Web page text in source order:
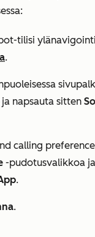
tilisi
.
ja napsauta sitten
calling
-pudotusvalikkoa
.
.